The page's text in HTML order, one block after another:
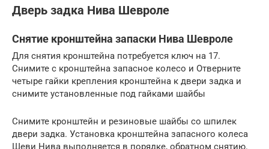
Дверь задка Нива Шевроле
Снятие кронштейна запаски Нива Шевроле
Для снятия кронштейна потребуется ключ на 17.
Снимите с кронштейна запасное колесо и Отверните
четыре гайки крепления кронштейна к двери задка и
снимите установленные под гайками шайбы
Снимите кронштейн и резиновые шайбы со шпилек
двери задка. Установка кронштейна запасного колеса
Шеви Нива выполняется в порядке, обратном снятию.